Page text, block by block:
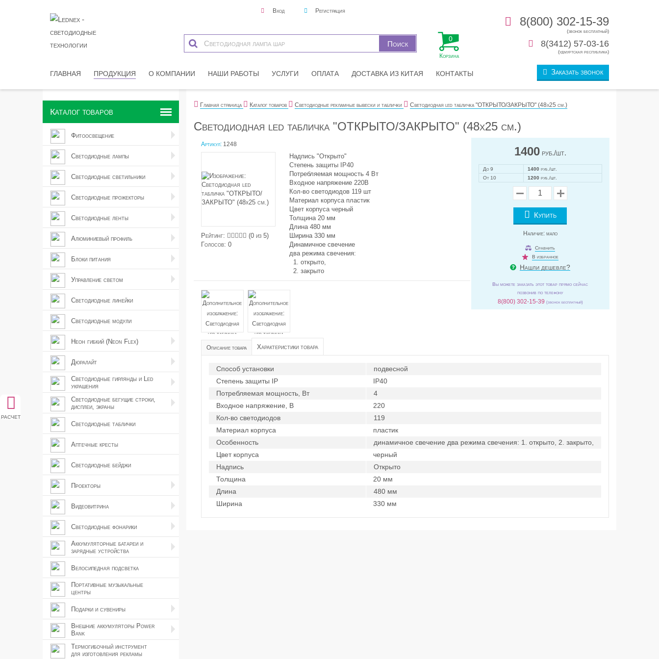
Вход Регистрация
8(800) 302-15-39
(звонок бесплатный)
8(3412) 57-03-16
(удмуртская республика)
0
Корзина
ГЛАВНАЯ ПРОДУКЦИЯ О КОМПАНИИ НАШИ РАБОТЫ УСЛУГИ ОПЛАТА ДОСТАВКА ИЗ КИТАЯ КОНТАКТЫ Заказать звонок
Каталог товаров
Фитоосвещение
Светодиодные лампы
Светодиодные светильники
Светодиодные прожекторы
Светодиодные ленты
Алюминиевый профиль
Блоки питания
Управление светом
Светодиодные линейки
Светодиодные модули
Неон гибкий (Neon Flex)
Дюралайт
Светодиодные гирлянды и Led
украшения
Светодиодные бегущие строки,
дисплеи, экраны
Светодиодные таблички
Аптечные кресты
Светодиодные бейджи
Проекторы
Видеовитрина
Светодиодные фонарики
Аккумуляторные батареи и
зарядные устройства
Велосипедная подсветка
Портативные музыкальные
центры
Подарки и сувениры
Внешние аккумуляторы Power
Bank
Термогибочный инструмент
для изготовления рекламы
Главная страница Каталог товаров Светодиодные рекламные вывески и таблички Светодиодная led табличка "ОТКРЫТО/ЗАКРЫТО" (48х25 см.)
Светодиодная led табличка "ОТКРЫТО/ЗАКРЫТО" (48х25 см.)
Артикул:1248
Рейтинг: (0из 5)
Голосов: 0
Надпись "Открыто"
Степень защиты IP40
Потребляемая мощность 4 Вт
Входное напряжение 220В
Кол-во светодиодов 119 шт
Материал корпуса пластик
Цвет корпуса черный
Толщина 20 мм
Длина 480 мм
Ширина 330 мм
Динамичное свечение
два режима свечения:
1. открыто,
2. закрыто
1400руб./шт.
До 9 1400 руб./шт.
От 10
1200 руб./шт.
Купить
Наличие: мало
Сравнить
В избранное
Нашли дешевле?
Вы можете заказать этот товар прямо сейчас
позвонив по телефону
8(800) 302-15-39 (звонок бесплатный)
Описание товара Характеристики товара
Способ установки
подвесной
Степень защиты IP
IP40
Потребляемая мощность, Вт
4
Входное напряжение, В
220
Кол-во светодиодов
119
Материал корпуса
пластик
Особенность
динамичное свечение два режима свечения: 1. открыто, 2. закрыто,
Цвет корпуса
черный
Надпись
Открыто
Толщина
20 мм
Длина
480 мм
Ширина
330 мм
расчет